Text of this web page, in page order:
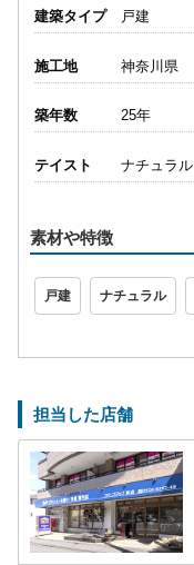
建築タイプ 戸建
施工地 神奈川県
築年数 25年
テイスト ナチュラル
素材や特徴
戸建 ナチュラル
担当した店舗